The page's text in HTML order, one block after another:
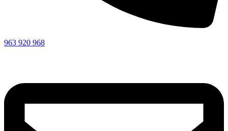
963 920 968